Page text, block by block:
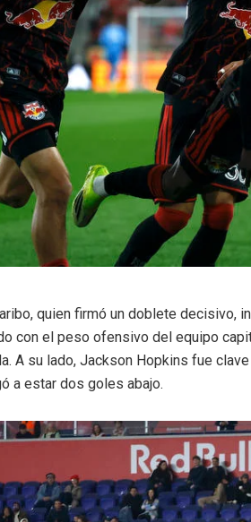
quien firmó un doblete decisivo,
con el peso ofensivo del equipo
A su lado, Jackson Hopkins fue
a estar dos goles abajo.